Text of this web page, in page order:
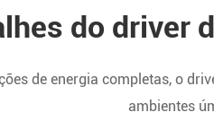
do driver
de energia completas, o
ambientes